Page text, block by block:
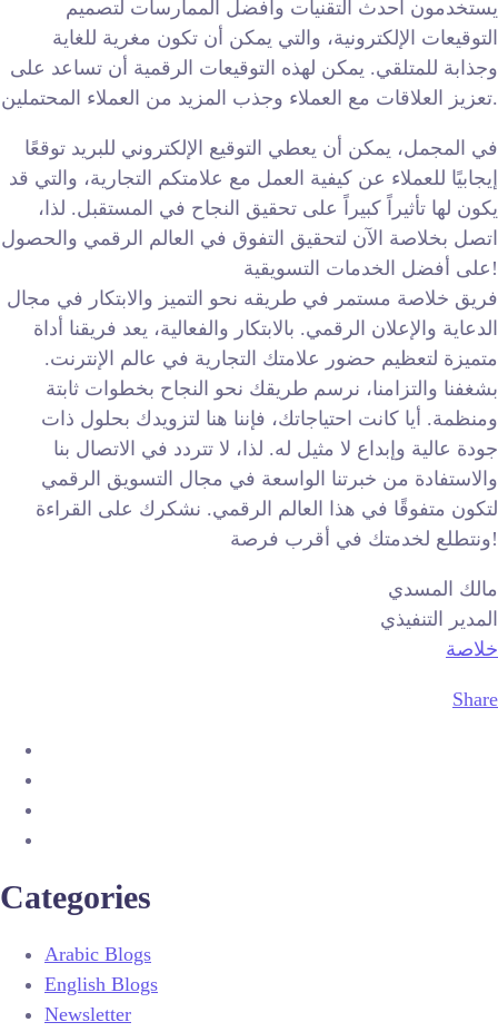
يستخدمون أحدث التقنيات وأفضل الممارسات لتصميم
التوقيعات الإلكترونية، والتي يمكن أن تكون مغرية للغاية
وجذابة للمتلقي. يمكن لهذه التوقيعات الرقمية أن تساعد على
تعزيز العلاقات مع العملاء وجذب المزيد من العملاء المحتملين.
في المجمل، يمكن أن يعطي التوقيع الإلكتروني للبريد توقعًا
إيجابيًا للعملاء عن كيفية العمل مع علامتكم التجارية، والتي قد
يكون لها تأثيراً كبيراً على تحقيق النجاح في المستقبل. لذا،
اتصل بخلاصة الآن لتحقيق التفوق في العالم الرقمي والحصول
على أفضل الخدمات التسويقية!
فريق خلاصة مستمر في طريقه نحو التميز والابتكار في مجال
الدعاية والإعلان الرقمي. بالابتكار والفعالية، يعد فريقنا أداة
متميزة لتعظيم حضور علامتك التجارية في عالم الإنترنت.
بشغفنا والتزامنا، نرسم طريقك نحو النجاح بخطوات ثابتة
ومنظمة. أيا كانت احتياجاتك، فإننا هنا لتزويدك بحلول ذات
جودة عالية وإبداع لا مثيل له. لذا، لا تتردد في الاتصال بنا
والاستفادة من خبرتنا الواسعة في مجال التسويق الرقمي
لتكون متفوقًا في هذا العالم الرقمي. نشكرك على القراءة
ونتطلع لخدمتك في أقرب فرصة!
مالك المسدي
المدير التنفيذي
خلاصة
Share
Categories
Arabic Blogs
English Blogs
Newsletter